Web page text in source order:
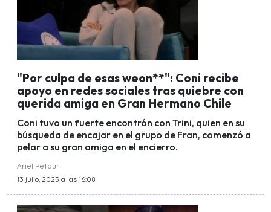
"Por culpa de esas weon**": Coni recibe
apoyo en redes sociales tras quiebre con
querida amiga en Gran Hermano Chile
Coni tuvo un fuerte encontrón con Trini, quien en su
búsqueda de encajar en el grupo de Fran, comenzó a
pelar a su gran amiga en el encierro.
Ariel Pefaur
13 julio, 2023 a las 16:08